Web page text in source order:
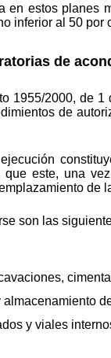
en estos planes
inferior al 50
de
1955/2000, de
de
este, una
de
son las
y viales